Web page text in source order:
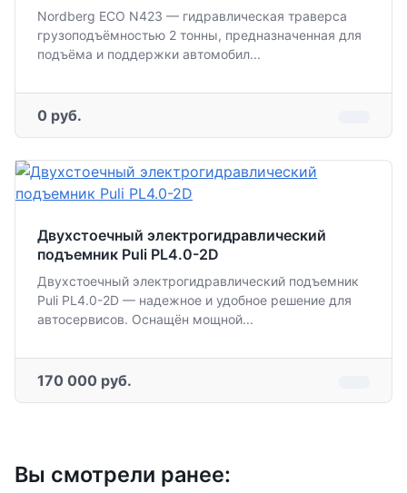
Nordberg ECO N423 — гидравлическая траверса
грузоподъёмностью 2 тонны, предназначенная для
подъёма и поддержки автомобил...
0 руб.
Двухстоечный электрогидравлический
подъемник Puli PL4.0-2D
Двухстоечный электрогидравлический подъемник
Puli PL4.0-2D — надежное и удобное решение для
автосервисов. Оснащён мощной...
170 000 руб.
Вы смотрели ранее: